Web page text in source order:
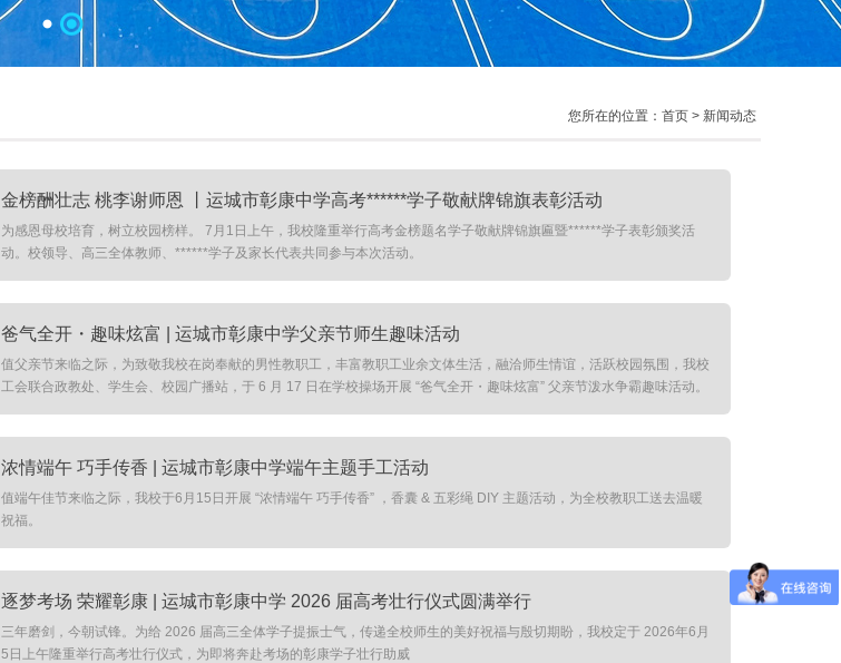
您所在的位置： 首页 > 新闻动态
金榜酬壮志 桃李谢师恩 丨运城市彰康中学高考******学子敬献牌锦旗表彰活动
为感恩母校培育，树立校园榜样。 7月1日上午，我校隆重举行高考金榜题名学子敬献牌锦旗匾暨******学子表彰颁奖活
动。校领导、高三全体教师、******学子及家长代表共同参与本次活动。
爸气全开・趣味炫富 | 运城市彰康中学父亲节师生趣味活动
值父亲节来临之际，为致敬我校在岗奉献的男性教职工，丰富教职工业余文体生活，融洽师生情谊，活跃校园氛围，我校
工会联合政教处、学生会、校园广播站，于 6 月 17 日在学校操场开展 “爸气全开・趣味炫富” 父亲节泼水争霸趣味活动。
浓情端午 巧手传香 | 运城市彰康中学端午主题手工活动
值端午佳节来临之际，我校于6月15日开展 “浓情端午 巧手传香” ，香囊 & 五彩绳 DIY 主题活动，为全校教职工送去温暖
祝福。
逐梦考场 荣耀彰康 | 运城市彰康中学 2026 届高考壮行仪式圆满举行
三年磨剑，今朝试锋。为给 2026 届高三全体学子提振士气，传递全校师生的美好祝福与殷切期盼，我校定于 2026年6月
5日上午隆重举行高考壮行仪式，为即将奔赴考场的彰康学子壮行助威